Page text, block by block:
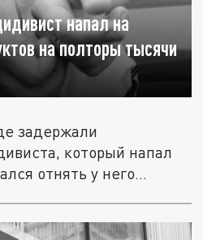
напал на
на полторы тысячи
задержали
который напал
отнять у него...